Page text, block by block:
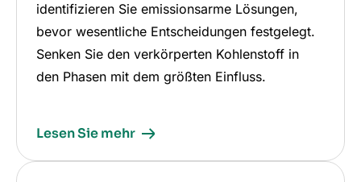
identifizieren Sie emissionsarme Lösungen,
bevor wesentliche Entscheidungen festgelegt.
Senken Sie den verkörperten Kohlenstoff in
den Phasen mit dem größten Einfluss.
Lesen Sie mehr